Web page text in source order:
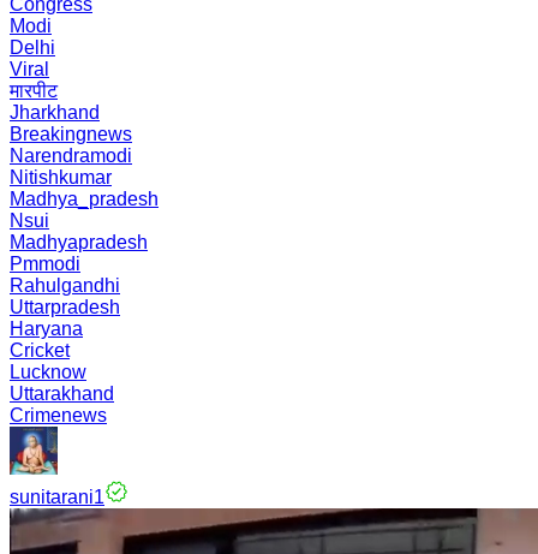
Congress
Modi
Delhi
Viral
मारपीट
Jharkhand
Breakingnews
Narendramodi
Nitishkumar
Madhya_pradesh
Nsui
Madhyapradesh
Pmmodi
Rahulgandhi
Uttarpradesh
Haryana
Cricket
Lucknow
Uttarakhand
Crimenews
sunitarani1